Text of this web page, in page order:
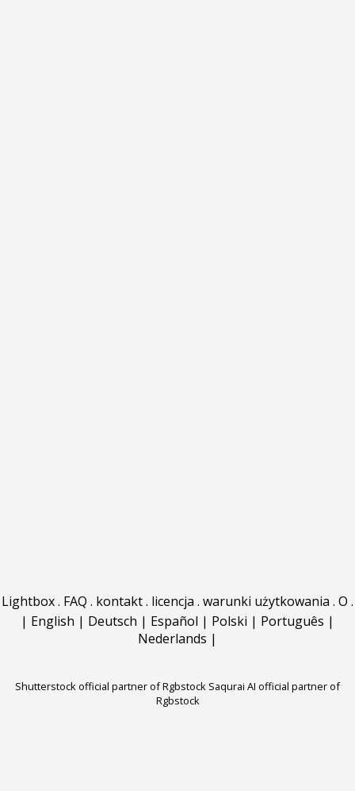
Lightbox. FAQ . kontakt. licencja . warunki użytkowania . O .
| English | Deutsch | Español | Polski | Português |
Nederlands |
Shutterstock official partner of Rgbstock Saqurai AI official partner of
Rgbstock